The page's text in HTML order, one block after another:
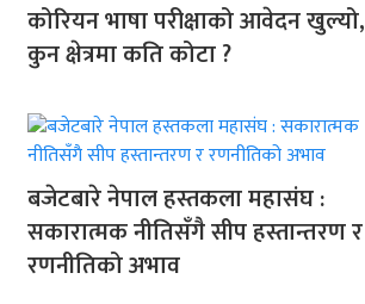
कोरियन भाषा परीक्षाको आवेदन खुल्यो,
कुन क्षेत्रमा कति कोटा ?
बजेटबारे नेपाल हस्तकला महासंघ :
सकारात्मक नीतिसँगै सीप हस्तान्तरण र
रणनीतिको अभाव